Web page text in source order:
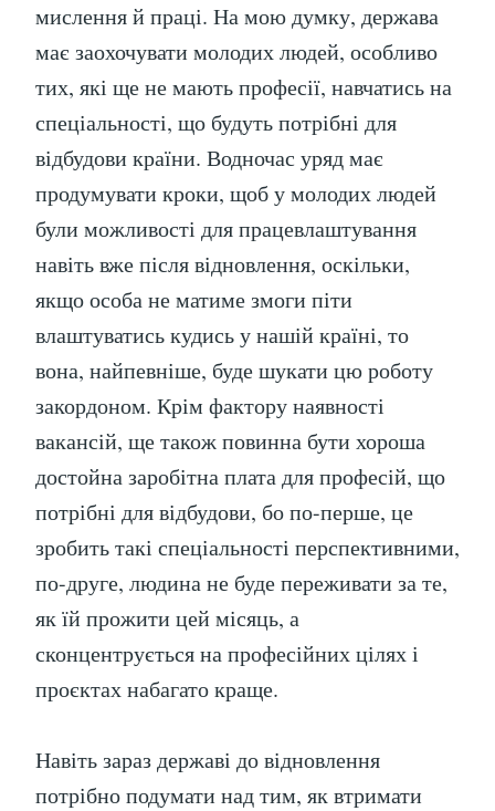
мислення й праці. На мою думку, держава
має заохочувати молодих людей, особливо
тих, які ще не мають професії, навчатись на
спеціальності, що будуть потрібні для
відбудови країни. Водночас уряд має
продумувати кроки, щоб у молодих людей
були можливості для працевлаштування
навіть вже після відновлення, оскільки,
якщо особа не матиме змоги піти
влаштуватись кудись у нашій країні, то
вона, найпевніше, буде шукати цю роботу
закордоном. Крім фактору наявності
вакансій, ще також повинна бути хороша
достойна заробітна плата для професій, що
потрібні для відбудови, бо по-перше, це
зробить такі спеціальності перспективними,
по-друге, людина не буде переживати за те,
як їй прожити цей місяць, а
сконцентрується на професійних цілях і
проєктах набагато краще.
Навіть зараз державі до відновлення
потрібно подумати над тим, як втримати